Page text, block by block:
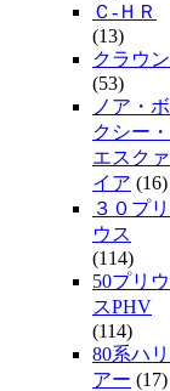
Ｃ-ＨＲ
(13)
クラウン
(53)
ノア・ボ
クシー・
エスクァ
イア (16)
３０プリ
ウス
(114)
50プリウ
スPHV
(114)
80系ハリ
アー (17)